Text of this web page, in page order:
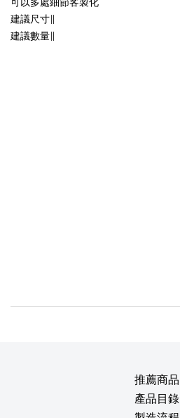
建議尺寸∥
建議數量∥
推薦商品
產品目錄